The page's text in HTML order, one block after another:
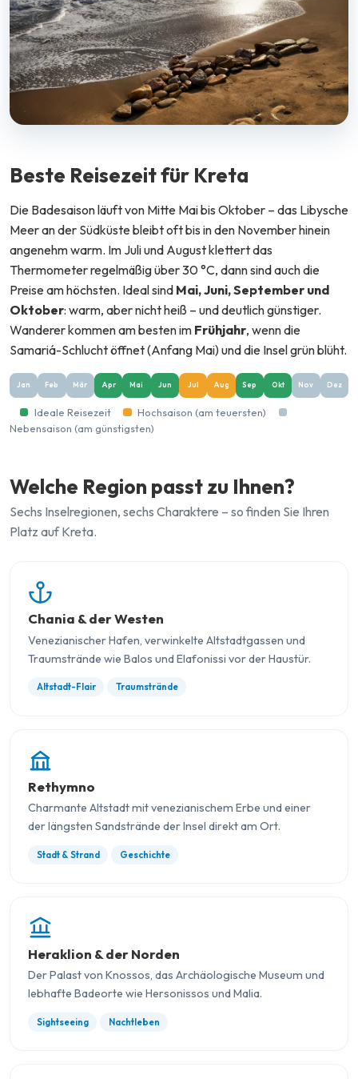
Beste Reisezeit für Kreta
Die Badesaison läuft von Mitte Mai bis Oktober – das Libysche
Meer an der Südküste bleibt oft bis in den November hinein
angenehm warm. Im Juli und August klettert das
Thermometer regelmäßig über 30 °C, dann sind auch die
Preise am höchsten. Ideal sind Mai, Juni, September und
Oktober: warm, aber nicht heiß – und deutlich günstiger.
Wanderer kommen am besten im Frühjahr, wenn die
Samariá-Schlucht öffnet (Anfang Mai) und die Insel grün blüht.
Jan Feb Mär Apr Mai Jun Jul Aug Sep Okt Nov Dez
Ideale Reisezeit
Hochsaison (am teuersten)
Nebensaison (am günstigsten)
Welche Region passt zu Ihnen?
Sechs Inselregionen, sechs Charaktere – so finden Sie Ihren
Platz auf Kreta.
Chania & der Westen
Venezianischer Hafen, verwinkelte Altstadtgassen und
Traumstrände wie Balos und Elafonissi vor der Haustür.
Altstadt-Flair Traumstrände
Rethymno
Charmante Altstadt mit venezianischem Erbe und einer
der längsten Sandstrände der Insel direkt am Ort.
Stadt & Strand Geschichte
Heraklion & der Norden
Der Palast von Knossos, das Archäologische Museum und
lebhafte Badeorte wie Hersonissos und Malia.
Sightseeing Nachtleben